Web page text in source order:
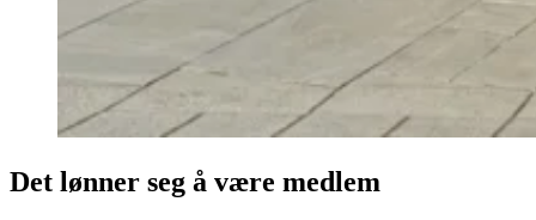
Det lønner seg å være medlem